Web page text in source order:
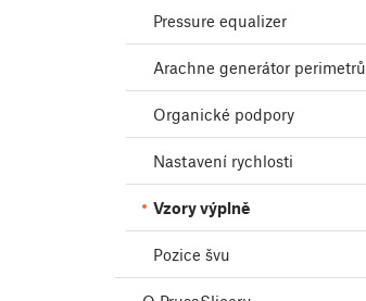
Pressure equalizer
Arachne generátor perimetrů
Organické podpory
Nastavení rychlosti
Vzory výplně
Pozice švu